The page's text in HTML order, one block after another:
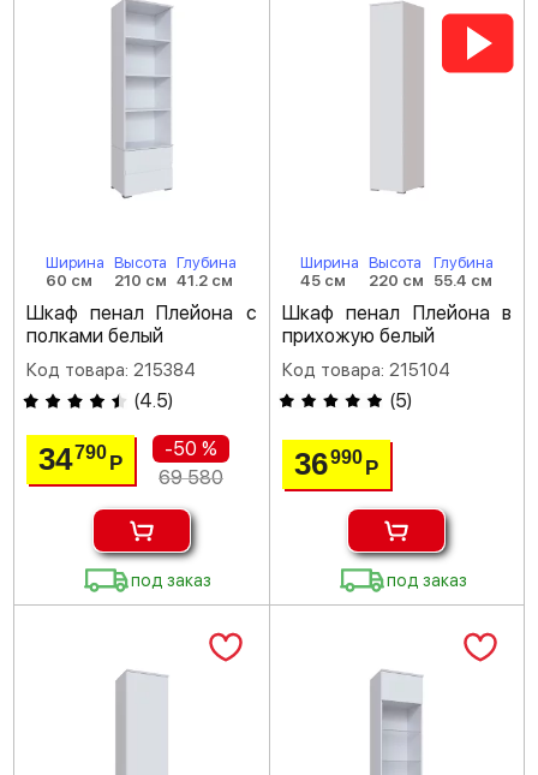
Ширина
60 см
Высота
210 см
Глубина
41.2 см
Шкаф пенал Плейона с
полками белый
Код товара: 215384
(4.5)
34790Р
-50 %
69 580
под заказ
Ширина
45 см
Высота
220 см
Глубина
55.4 см
Шкаф пенал Плейона в
прихожую белый
Код товара: 215104
(5)
36990 Р
под заказ